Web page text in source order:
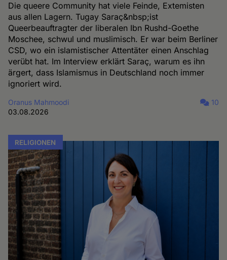
Die queere Community hat viele Feinde, Extemisten
aus allen Lagern. Tugay Saraç&nbsp;ist
Queerbeauftragter der liberalen Ibn Rushd-Goethe
Moschee, schwul und muslimisch. Er war beim Berliner
CSD, wo ein islamistischer Attentäter einen Anschlag
verübt hat. Im Interview erklärt Saraç, warum es ihn
ärgert, dass Islamismus in Deutschland noch immer
ignoriert wird.
Oranus Mahmoodi
03.08.2026
10
RELIGIONEN